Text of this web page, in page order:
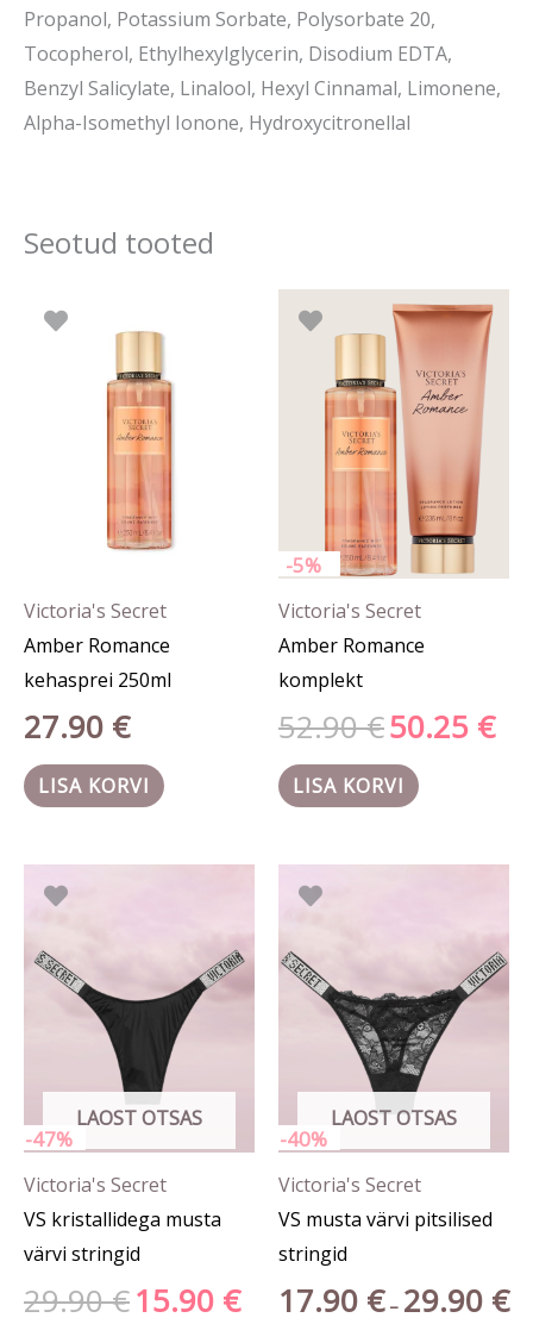
Propanol, Potassium Sorbate, Polysorbate 20,
Tocopherol, Ethylhexylglycerin, Disodium EDTA,
Benzyl Salicylate, Linalool, Hexyl Cinnamal, Limonene,
Alpha-Isomethyl Ionone, Hydroxycitronellal
Seotud tooted
Victoria's Secret
Amber Romance
kehasprei 250ml
27.90 €
LISA KORVI
-5%
Victoria's Secret
Amber Romance
komplekt
52.90€
Algne
hind
oli:
52.90 €.
50.25 €
LISA KORVI
-47%
LAOST OTSAS
Victoria's Secret
VS kristallidega musta
värvi stringid
29.90€15.90 €
15.90 €.
varianti.
Valikuid
saab
teha
tootelehel.
-40%
LAOST OTSAS
Victoria's Secret
VS musta värvi pitsilised
stringid
17.90 € – 29.90 €
varianti.
Valikuid
saab
teha
tootelehel.